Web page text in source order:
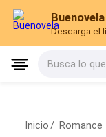
Buenovela
Descarga el
Busca lo
Inicio / Romance